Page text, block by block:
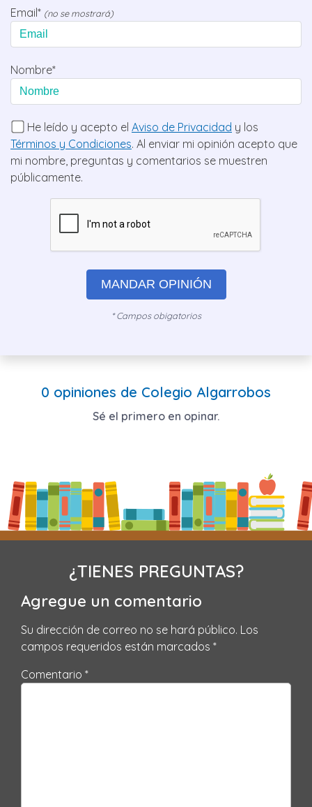
Email* (no se mostrará)
Nombre*
He leído y acepto el Aviso de Privacidad y los
Términos y Condiciones. Al enviar mi opinión acepto que
mi nombre, preguntas y comentarios se muestren
públicamente.
MANDAR OPINIÓN
* Campos obigatorios
0 opiniones de Colegio Algarrobos
Sé el primero en opinar.
¿TIENES PREGUNTAS?
Agregue un comentario
Su dirección de correo no se hará público. Los
campos requeridos están marcados *
Comentario *